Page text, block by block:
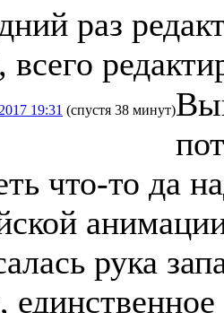
раз
всего
19:31 (спустя 38 минут)
что-то да
рука